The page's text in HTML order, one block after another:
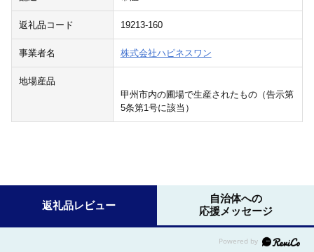
返礼品コード 19213-160
事業者名 株式会社ハピネスワン
地場産品
甲州市内の圃場で生産されたもの（告示第
5条第1号に該当）
返礼品レビュー
自治体への
応援メッセージ